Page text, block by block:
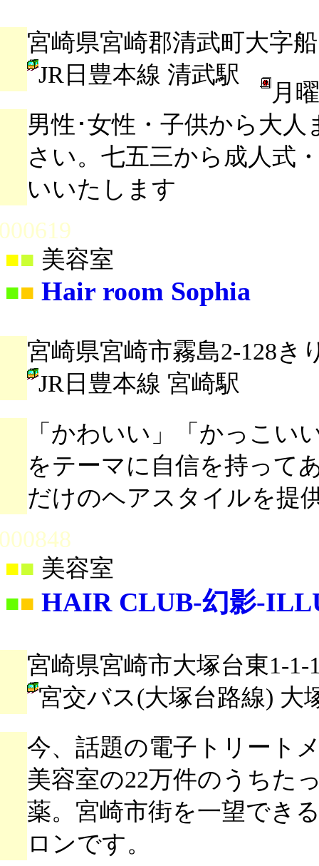
宮崎県宮崎郡清武町大字
JR日豊本線 清武駅
月
男性･女性・子供から大
さい。七五三から成人式
いいたします
■ 美容室
■■ Hair room Sophia
宮崎県宮崎市霧島2-128き
JR日豊本線 宮崎駅
「かわいい」「かっこい
をテーマに自信を持って
だけのヘアスタイルを提
■ 美容室
■■ HAIR CLUB-幻影-
宮崎県宮崎市大塚台東1-1-
宮交バス(大塚台路線) 大
今、話題の電子トリート
美容室の22万件のうちた
薬。宮崎市街を一望でき
ロンです。